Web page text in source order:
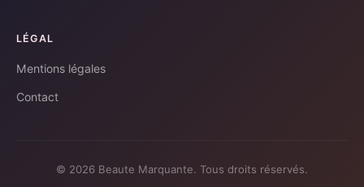
LÉGAL
Mentions légales
Contact
© 2026 Beaute Marquante. Tous droits réservés.